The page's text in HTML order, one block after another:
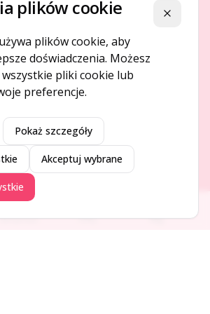
firm, która łączy ludzi i rozwija biznes
Aktualności Firmy Blog
plików cookie Zamknij
plików cookie, aby
doświadczenia. Możesz
pliki cookie lub
preferencje.
Pokaż szczegóły
Akceptuj wybrane